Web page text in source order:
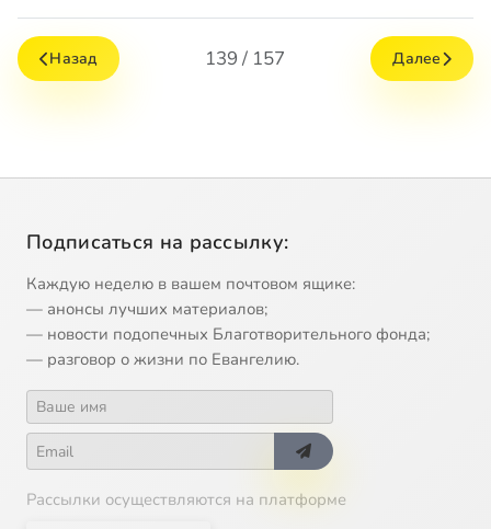
Назад 139 / 157 Далее
Подписаться на рассылку:
Каждую неделю в вашем почтовом ящике:
— анонсы лучших материалов;
— новости подопечных Благотворительного фонда;
— разговор о жизни по Евангелию.
Рассылки осуществляются на платформе